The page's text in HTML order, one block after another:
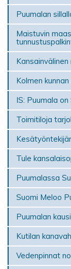
Puumalan
Maistuvin
Kolmen
IS: Puumala
Toimitiloja
Tule
Puumalassa
Suomi Meloo
Puumalan
Kutilan
Vedenpinnat